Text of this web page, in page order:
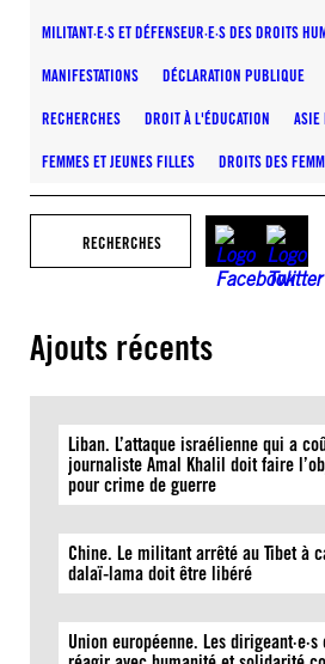
MILITANT·E·S ET DÉFENSEUR·E·S DES DROITS
MANIFESTATIONS DÉCLARATION PUBLIQUE
RECHERCHES DROIT À L'ÉDUCATION ASIE
FEMMES ET JEUNES FILLES DROITS DES
RECHERCHES
Ajouts récents
Liban. L’attaque israélienne qui a
journaliste Amal Khalil doit faire
pour crime de guerre
Chine. Le militant arrêté au Tibet à
dalaï-lama doit être libéré
Union européenne. Les